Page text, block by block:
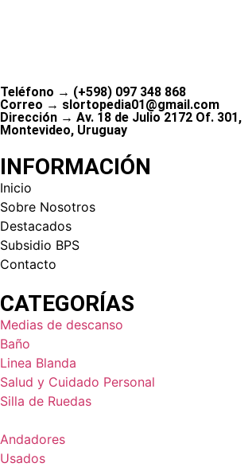
Teléfono → (+598) 097 348 868
Correo → slortopedia01@gmail.com
Dirección → Av. 18 de Julio 2172 Of. 301,
Montevideo, Uruguay
INFORMACIÓN
Inicio
Sobre Nosotros
Destacados
Subsidio BPS
Contacto
CATEGORÍAS
Medias de descanso
Baño
Linea Blanda
Salud y Cuidado Personal
Silla de Ruedas
Andadores
Usados